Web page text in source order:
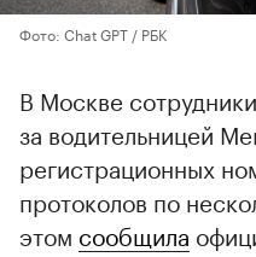
Фото: Chat GPT / РБК
В Москве
за водительницей
регистрационных
протоколов по
этом сообщила